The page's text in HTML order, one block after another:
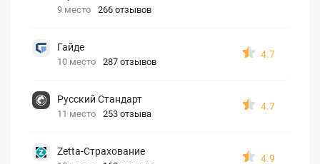
9 место 266 отзывов
Гайде
10 место 287 отзывов
4.7
Русский Стандарт
11 место 253 отзыва
4.7
Zetta-Страхование
4.9